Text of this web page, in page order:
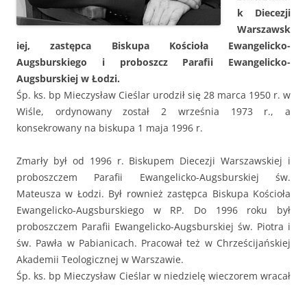
k Diecezji
Warszawsk
iej, zastępca Biskupa Kościoła Ewangelicko-
Augsburskiego i proboszcz Parafii Ewangelicko-
Augsburskiej w Łodzi.
Śp. ks. bp Mieczysław Cieślar urodził się 28 marca 1950 r. w
Wiśle, ordynowany został 2 września 1973 r., a
konsekrowany na biskupa 1 maja 1996 r.
Zmarły był od 1996 r. Biskupem Diecezji Warszawskiej i
proboszczem Parafii Ewangelicko-Augsburskiej św.
Mateusza w Łodzi. Był rownież zastępca Biskupa Kościoła
Ewangelicko-Augsburskiego w RP. Do 1996 roku był
proboszczem Parafii Ewangelicko-Augsburskiej św. Piotra i
św. Pawła w Pabianicach. Pracował też w Chrześcijańskiej
Akademii Teologicznej w Warszawie.
Śp. ks. bp Mieczysław Cieślar w niedzielę wieczorem wracał